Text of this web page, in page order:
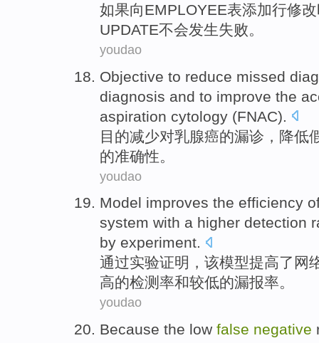
如果向EMPLOYEE表添加行修改
UPDATE不会发生失败。
youdao
Objective to reduce missed
diagnosis and to improve the
aspiration cytology (FNAC).
目的减少对乳腺癌的漏诊 ，降低
的准确性 。
youdao
Model improves the efficiency
system with a higher detection
by experiment.
通过实验证明，该模型提高了 网
高的检测 率和较低的漏报率。
youdao
Because the low false negative